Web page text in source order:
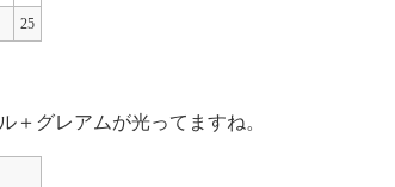
25
＋グレアムが光ってますね。